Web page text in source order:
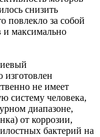
снизить
повлекло за собой
и максимально
не имеет
систему человека,
диапазоне,
от коррозии,
бактерий на